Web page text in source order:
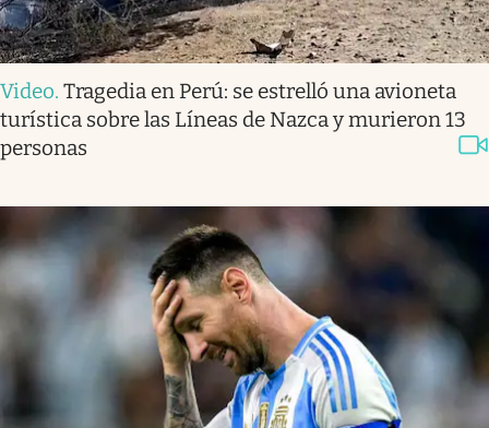
Video. Tragedia en Perú: se estrelló una avioneta
turística sobre las Líneas de Nazca y murieron 13
personas